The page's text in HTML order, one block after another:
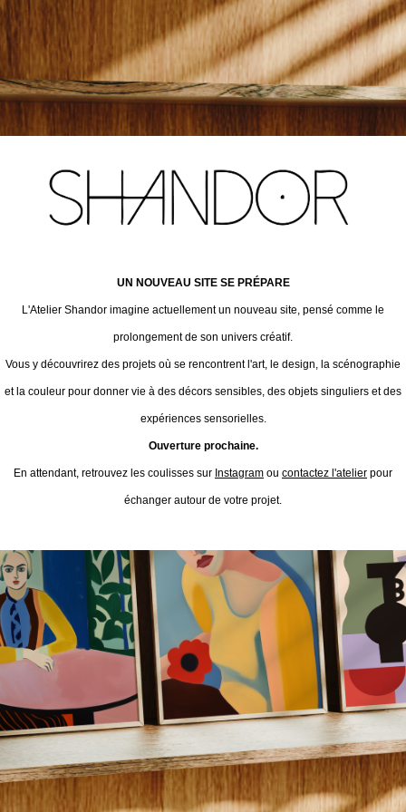
UN NOUVEAU SITE SE PRÉPARE
L'Atelier Shandor imagine actuellement un nouveau site, pensé comme le
prolongement de son univers créatif.
Vous y découvrirez des projets où se rencontrent l'art, le design, la scénographie
et la couleur pour donner vie à des décors sensibles, des objets singuliers et des
expériences sensorielles.
Ouverture prochaine.
En attendant, retrouvez les coulisses sur Instagram ou contactez l'atelier pour
échanger autour de votre projet.